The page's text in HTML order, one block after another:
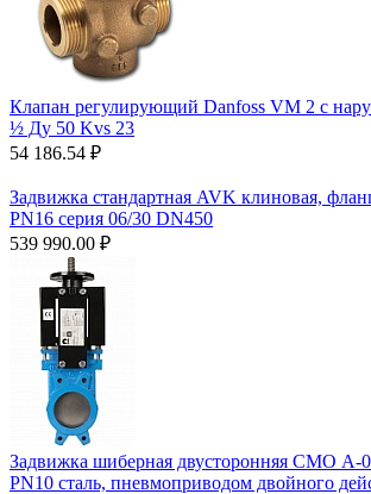
Клапан регулирующий Danfoss VM 2 с
½ Ду 50 Kvs 23
54 186.54 ₽
Задвижка стандартная AVK клиновая,
PN16 cерия 06/30 DN450
539 990.00 ₽
Задвижка шиберная двусторонняя СМО A-
PN10 сталь, пневмоприводом двойного